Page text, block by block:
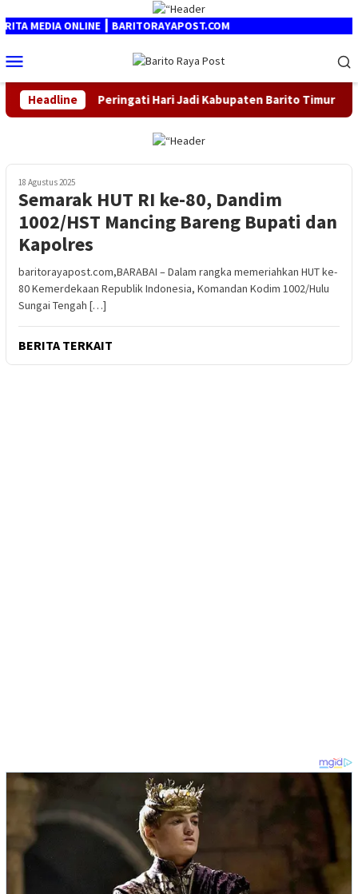
keMEDIA ONLINE ┃ BARITORAYAPOST.COM
Mobile
HeadlinePeringati Hari Jadi Kabupaten Barito Timur Ke-24,
18 Agustus 2025
Semarak HUT RI ke-80, Dandim
1002/HST Mancing Bareng Bupati dan
Kapolres
baritorayapost.com,BARABAI – Dalam rangka memeriahkan HUT ke-
80 Kemerdekaan Republik Indonesia, Komandan Kodim 1002/Hulu
Sungai Tengah […]
BERITA TERKAIT